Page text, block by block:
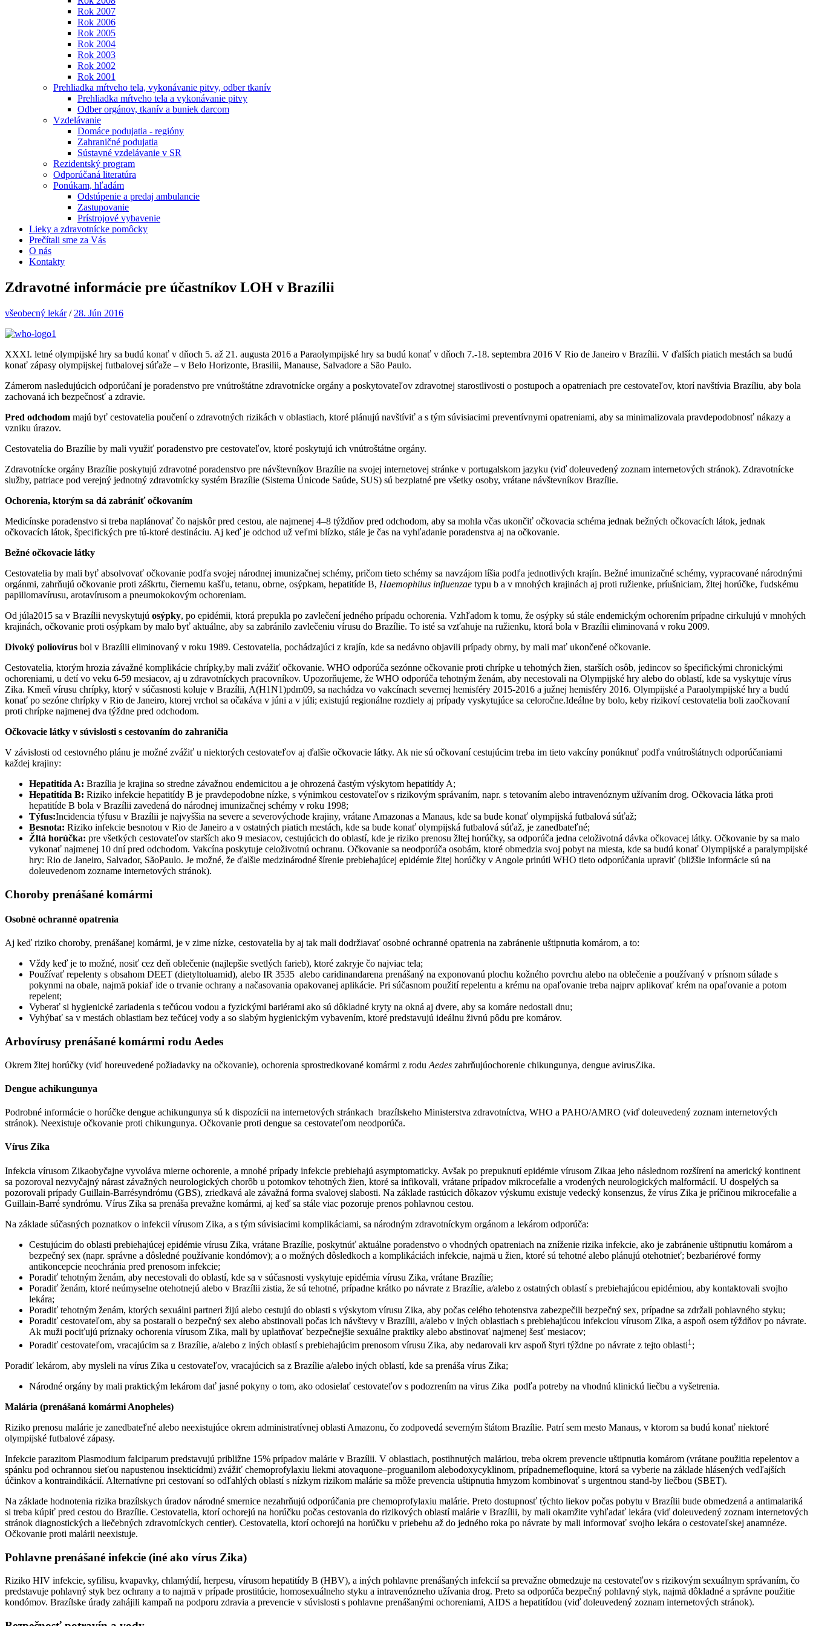
Rok 2007
Rok 2006
Rok 2005
Rok 2004
Rok 2003
Rok 2002
Rok 2001
Prehliadka mŕtveho tela, vykonávanie pitvy, odber tkanív
Prehliadka mŕtveho tela a vykonávanie pitvy
Odber orgánov, tkanív a buniek darcom
Vzdelávanie
Domáce podujatia - regióny
Zahraničné podujatia
Sústavné vzdelávanie v SR
Rezidentský program
Odporúčaná literatúra
Ponúkam, hľadám
Odstúpenie a predaj ambulancie
Zastupovanie
Prístrojové vybavenie
Lieky a zdravotnícke pomôcky
Prečítali sme za Vás
O nás
Kontakty
Zdravotné informácie pre účastníkov LOH v Brazílii
všeobecný lekár/ 28. Jún 2016
XXXI. letné olympijské hry sa budú konať v dňoch 5. až 21. augusta 2016 a Paraolympijské hry sa budú konať v dňoch 7.-18. septembra 2016 V Rio de Janeiro v Brazílii. V ďalších piatich mestách sa budú
konať zápasy olympijskej futbalovej súťaže – v Belo Horizonte, Brasilii, Manause, Salvadore a São Paulo.
Zámerom nasledujúcich odporúčaní je poradenstvo pre vnútroštátne zdravotnícke orgány a poskytovateľov zdravotnej starostlivosti o postupoch a opatreniach pre cestovateľov, ktorí navštívia Brazíliu, aby bola
zachovaná ich bezpečnosť a zdravie.
Pred odchodom majú byť cestovatelia poučení o zdravotných rizikách v oblastiach, ktoré plánujú navštíviť a s tým súvisiacimi preventívnymi opatreniami, aby sa minimalizovala pravdepodobnosť nákazy a
vzniku úrazov.
Cestovatelia do Brazílie by mali využiť poradenstvo pre cestovateľov, ktoré poskytujú ich vnútroštátne orgány.
Zdravotnícke orgány Brazílie poskytujú zdravotné poradenstvo pre návštevníkov Brazílie na svojej internetovej stránke v portugalskom jazyku (viď doleuvedený zoznam internetových stránok). Zdravotnícke
služby, patriace pod verejný jednotný zdravotnícky systém Brazílie (Sistema Únicode Saúde, SUS) sú bezplatné pre všetky osoby, vrátane návštevníkov Brazílie.
Ochorenia, ktorým sa dá zabrániť očkovaním
Medicínske poradenstvo si treba naplánovať čo najskôr pred cestou, ale najmenej 4–8 týždňov pred odchodom, aby sa mohla včas ukončiť očkovacia schéma jednak bežných očkovacích látok, jednak
očkovacích látok, špecifických pre tú-ktoré destináciu. Aj keď je odchod už veľmi blízko, stále je čas na vyhľadanie poradenstva aj na očkovanie.
Bežné očkovacie látky
Cestovatelia by mali byť absolvovať očkovanie podľa svojej národnej imunizačnej schémy, pričom tieto schémy sa navzájom líšia podľa jednotlivých krajín. Bežné imunizačné schémy, vypracované národnými
orgánmi, zahrňujú očkovanie proti záškrtu, čiernemu kašľu, tetanu, obrne, osýpkam, hepatitíde B, Haemophilus influenzae typu b a v mnohých krajinách aj proti ružienke, príušniciam, žltej horúčke, ľudskému
papillomavírusu, arotavírusom a pneumokokovým ochoreniam.
Od júla2015 sa v Brazílii nevyskytujú osýpky, po epidémii, ktorá prepukla po zavlečení jedného prípadu ochorenia. Vzhľadom k tomu, že osýpky sú stále endemickým ochorením prípadne cirkulujú v mnohých
krajinách, očkovanie proti osýpkam by malo byť aktuálne, aby sa zabránilo zavlečeniu vírusu do Brazílie. To isté sa vzťahuje na ružienku, ktorá bola v Brazílii eliminovaná v roku 2009.
Divoký poliovírus bol v Brazílii eliminovaný v roku 1989. Cestovatelia, pochádzajúci z krajín, kde sa nedávno objavili prípady obrny, by mali mať ukončené očkovanie.
Cestovatelia, ktorým hrozia závažné komplikácie chrípky,by mali zvážiť očkovanie. WHO odporúča sezónne očkovanie proti chrípke u tehotných žien, starších osôb, jedincov so špecifickými chronickými
ochoreniami, u detí vo veku 6-59 mesiacov, aj u zdravotníckych pracovníkov. Upozorňujeme, že WHO odporúča tehotným ženám, aby necestovali na Olympijské hry alebo do oblastí, kde sa vyskytuje vírus
Zika. Kmeň vírusu chrípky, ktorý v súčasnosti koluje v Brazílii, A(H1N1)pdm09, sa nachádza vo vakcínach severnej hemisféry 2015-2016 a južnej hemisféry 2016. Olympijské a Paraolympijské hry a budú
konať po sezóne chrípky v Rio de Janeiro, ktorej vrchol sa očakáva v júni a v júli; existujú regionálne rozdiely aj prípady vyskytujúce sa celoročne.Ideálne by bolo, keby rizikoví cestovatelia boli zaočkovaní
proti chrípke najmenej dva týždne pred odchodom.
Očkovacie látky v súvislosti s cestovaním do zahraničia
V závislosti od cestovného plánu je možné zvážiť u niektorých cestovateľov aj ďalšie očkovacie látky. Ak nie sú očkovaní cestujúcim treba im tieto vakcíny ponúknuť podľa vnútroštátnych odporúčaniami
každej krajiny:
Hepatitída A: Brazília je krajina so stredne závažnou endemicitou a je ohrozená častým výskytom hepatitídy A;
Hepatitída B: Riziko infekcie hepatitídy B je pravdepodobne nízke, s výnimkou cestovateľov s rizikovým správaním, napr. s tetovaním alebo intravenóznym užívaním drog. Očkovacia látka proti
hepatitíde B bola v Brazílii zavedená do národnej imunizačnej schémy v roku 1998;
Týfus:Incidencia týfusu v Brazílii je najvyššia na severe a severovýchode krajiny, vrátane Amazonas a Manaus, kde sa bude konať olympijská futbalová súťaž;
Besnota: Riziko infekcie besnotou v Rio de Janeiro a v ostatných piatich mestách, kde sa bude konať olympijská futbalová súťaž, je zanedbateľné;
Žltá horúčka: pre všetkých cestovateľov starších ako 9 mesiacov, cestujúcich do oblastí, kde je riziko prenosu žltej horúčky, sa odporúča jedna celoživotná dávka očkovacej látky. Očkovanie by sa malo
vykonať najmenej 10 dní pred odchodom. Vakcína poskytuje celoživotnú ochranu. Očkovanie sa neodporúča osobám, ktoré obmedzia svoj pobyt na miesta, kde sa budú konať Olympijské a paralympijské
hry: Rio de Janeiro, Salvador, SãoPaulo. Je možné, že ďalšie medzinárodné šírenie prebiehajúcej epidémie žltej horúčky v Angole prinúti WHO tieto odporúčania upraviť (bližšie informácie sú na
doleuvedenom zozname internetových stránok).
Choroby prenášané komármi
Osobné ochranné opatrenia
Aj keď riziko choroby, prenášanej komármi, je v zime nízke, cestovatelia by aj tak mali dodržiavať osobné ochranné opatrenia na zabránenie uštipnutia komárom, a to:
Vždy keď je to možné, nosiť cez deň oblečenie (najlepšie svetlých farieb), ktoré zakryje čo najviac tela;
Používať repelenty s obsahom DEET (dietyltoluamid), alebo IR 3535 alebo caridinandarena prenášaný na exponovanú plochu kožného povrchu alebo na oblečenie a používaný v prísnom súlade s
pokynmi na obale, najmä pokiaľ ide o trvanie ochrany a načasovania opakovanej aplikácie. Pri súčasnom použití repelentu a krému na opaľovanie treba najprv aplikovať krém na opaľovanie a potom
repelent;
Vyberať si hygienické zariadenia s tečúcou vodou a fyzickými bariérami ako sú dôkladné kryty na okná aj dvere, aby sa komáre nedostali dnu;
Vyhýbať sa v mestách oblastiam bez tečúcej vody a so slabým hygienickým vybavením, ktoré predstavujú ideálnu živnú pôdu pre komárov.
Arbovírusy prenášané komármi rodu Aedes
Okrem žltej horúčky (viď horeuvedené požiadavky na očkovanie), ochorenia sprostredkované komármi z rodu Aedes zahrňujúochorenie chikungunya, dengue avirusZika.
Dengue achikungunya
Podrobné informácie o horúčke dengue achikungunya sú k dispozícii na internetových stránkach brazílskeho Ministerstva zdravotníctva, WHO a PAHO/AMRO (viď doleuvedený zoznam internetových
stránok). Neexistuje očkovanie proti chikungunya. Očkovanie proti dengue sa cestovateľom neodporúča.
Vírus Zika
Infekcia vírusom Zikaobyčajne vyvoláva mierne ochorenie, a mnohé prípady infekcie prebiehajú asymptomaticky. Avšak po prepuknutí epidémie vírusom Zikaa jeho následnom rozšírení na americký kontinent
sa pozoroval nezvyčajný nárast závažných neurologických chorôb u potomkov tehotných žien, ktoré sa infikovali, vrátane prípadov mikrocefalie a vrodených neurologických malformácií. U dospelých sa
pozorovali prípady Guillain-Barrésyndrómu (GBS), zriedkavá ale závažná forma svalovej slabosti. Na základe rastúcich dôkazov výskumu existuje vedecký konsenzus, že vírus Zika je príčinou mikrocefalie a
Guillain-Barré syndrómu. Vírus Zika sa prenáša prevažne komármi, aj keď sa stále viac pozoruje prenos pohlavnou cestou.
Na základe súčasných poznatkov o infekcii vírusom Zika, a s tým súvisiacimi komplikáciami, sa národným zdravotníckym orgánom a lekárom odporúča:
Cestujúcim do oblasti prebiehajúcej epidémie vírusu Zika, vrátane Brazílie, poskytnúť aktuálne poradenstvo o vhodných opatreniach na zníženie rizika infekcie, ako je zabránenie uštipnutiu komárom a
bezpečný sex (napr. správne a dôsledné používanie kondómov); a o možných dôsledkoch a komplikáciách infekcie, najmä u žien, ktoré sú tehotné alebo plánujú otehotnieť; bezbariérové formy
antikoncepcie neochránia pred prenosom infekcie;
Poradiť tehotným ženám, aby necestovali do oblastí, kde sa v súčasnosti vyskytuje epidémia vírusu Zika, vrátane Brazílie;
Poradiť ženám, ktoré neúmyselne otehotnejú alebo v Brazílii zistia, že sú tehotné, prípadne krátko po návrate z Brazílie, a/alebo z ostatných oblastí s prebiehajúcou epidémiou, aby kontaktovali svojho
lekára;
Poradiť tehotným ženám, ktorých sexuálni partneri žijú alebo cestujú do oblasti s výskytom vírusu Zika, aby počas celého tehotenstva zabezpečili bezpečný sex, prípadne sa zdržali pohlavného styku;
Poradiť cestovateľom, aby sa postarali o bezpečný sex alebo abstinovali počas ich návštevy v Brazílii, a/alebo v iných oblastiach s prebiehajúcou infekciou vírusom Zika, a aspoň osem týždňov po návrate.
Ak muži pociťujú príznaky ochorenia vírusom Zika, mali by uplatňovať bezpečnejšie sexuálne praktiky alebo abstinovať najmenej šesť mesiacov;
Poradiť cestovateľom, vracajúcim sa z Brazílie, a/alebo z iných oblastí s prebiehajúcim prenosom vírusu Zika, aby nedarovali krv aspoň štyri týždne po návrate z tejto oblasti1 ;
Poradiť lekárom, aby mysleli na vírus Zika u cestovateľov, vracajúcich sa z Brazílie a/alebo iných oblastí, kde sa prenáša vírus Zika;
Národné orgány by mali praktickým lekárom dať jasné pokyny o tom, ako odosielať cestovateľov s podozrením na virus Zika podľa potreby na vhodnú klinickú liečbu a vyšetrenia.
Malária (prenášaná komármi Anopheles)
Riziko prenosu malárie je zanedbateľné alebo neexistujúce okrem administratívnej oblasti Amazonu, čo zodpovedá severným štátom Brazílie. Patrí sem mesto Manaus, v ktorom sa budú konať niektoré
olympijské futbalové zápasy.
Infekcie parazitom Plasmodium falciparum predstavujú približne 15% prípadov malárie v Brazílii. V oblastiach, postihnutých maláriou, treba okrem prevencie uštipnutia komárom (vrátane použitia repelentov a
spánku pod ochrannou sieťou napustenou insekticídmi) zvážiť chemoprofylaxiu liekmi atovaquone–proguanilom alebodoxycyklinom, prípadnemefloquine, ktorá sa vyberie na základe hlásených vedľajších
účinkov a kontraindikácií. Alternatívne pri cestovaní so odľahlých oblastí s nízkym rizikom malárie sa môže prevencia uštipnutia hmyzom kombinovať s urgentnou stand-by liečbou (SBET).
Na základe hodnotenia rizika brazílskych úradov národné smernice nezahrňujú odporúčania pre chemoprofylaxiu malárie. Preto dostupnosť týchto liekov počas pobytu v Brazílii bude obmedzená a antimalariká
si treba kúpiť pred cestou do Brazílie. Cestovatelia, ktorí ochorejú na horúčku počas cestovania do rizikových oblastí malárie v Brazílii, by mali okamžite vyhľadať lekára (viď doleuvedený zoznam internetových
stránok diagnostických a liečebných zdravotníckych centier). Cestovatelia, ktorí ochorejú na horúčku v priebehu až do jedného roka po návrate by mali informovať svojho lekára o cestovateľskej anamnéze.
Očkovanie proti malárii neexistuje.
Pohlavne prenášané infekcie (iné ako vírus Zika)
Riziko HIV infekcie, syfilisu, kvapavky, chlamýdií, herpesu, vírusom hepatitídy B (HBV), a iných pohlavne prenášaných infekcií sa prevažne obmedzuje na cestovateľov s rizikovým sexuálnym správaním, čo
predstavuje pohlavný styk bez ochrany a to najmä v prípade prostitúcie, homosexuálneho styku a intravenózneho užívania drog. Preto sa odporúča bezpečný pohlavný styk, najmä dôkladné a správne použitie
kondómov. Brazílske úrady zahájili kampaň na podporu zdravia a prevencie v súvislosti s pohlavne prenášanými ochoreniami, AIDS a hepatitídou (viď doleuvedený zoznam internetových stránok).